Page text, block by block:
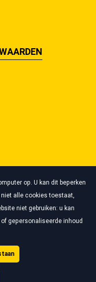
op. U kan dit beperken
alle cookies toestaat,
niet gebruiken: u kan
gepersonaliseerde inhoud